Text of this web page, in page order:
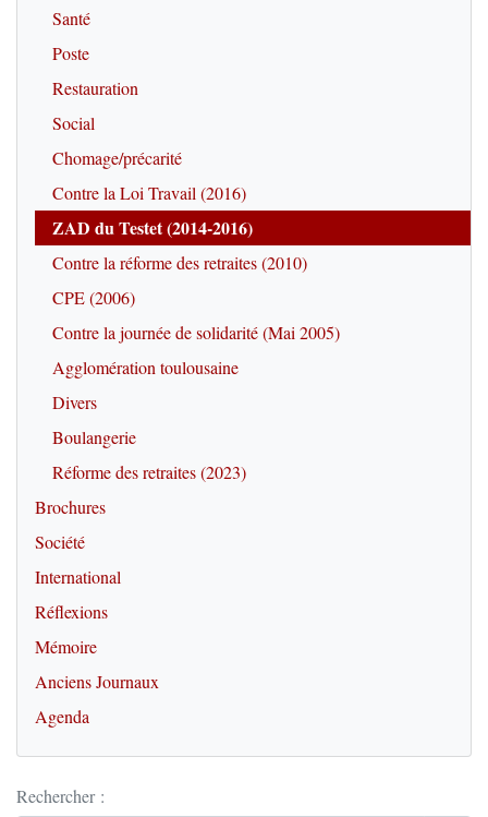
Santé
Poste
Restauration
Social
Chomage/précarité
Contre la Loi Travail (2016)
ZAD du Testet (2014-2016)
Contre la réforme des retraites (2010)
CPE (2006)
Contre la journée de solidarité (Mai 2005)
Agglomération toulousaine
Divers
Boulangerie
Réforme des retraites (2023)
Brochures
Société
International
Réflexions
Mémoire
Anciens Journaux
Agenda
Rechercher :